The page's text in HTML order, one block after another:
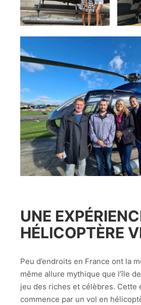
UNE
HÉLICOPTÈRE
Peu d’endroits en France ont la
même allure mythique que l’île
jeu des riches et célèbres. Cette
commence par un vol en